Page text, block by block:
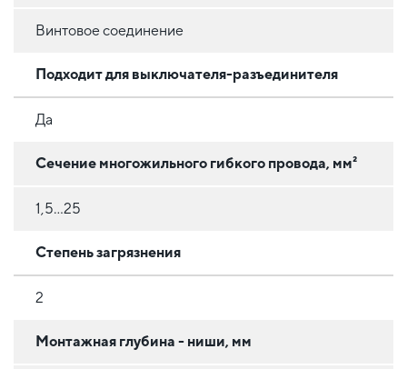
Винтовое соединение
Подходит для выключателя-разъединителя
Да
Сечение многожильного гибкого провода, мм²
1,5...25
Степень загрязнения
2
Монтажная глубина - ниши, мм